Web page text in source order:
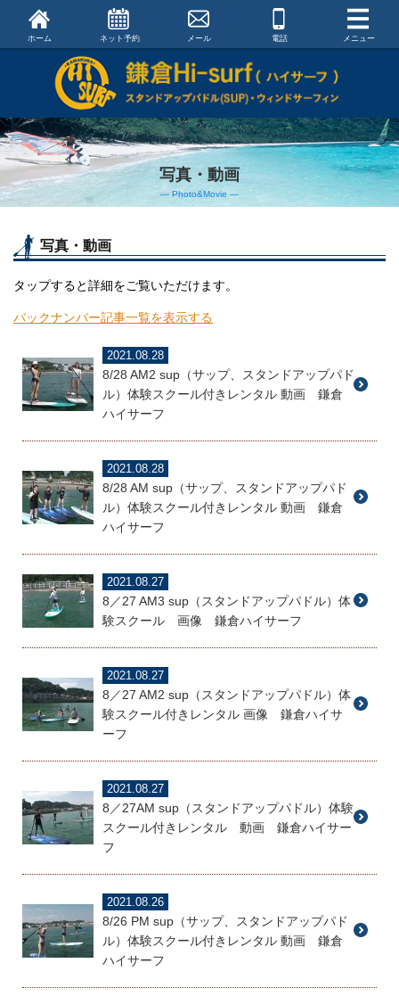
ホーム ネット予約 メール 電話 メニュー
写真・動画
― Photo&Movie ―
写真・動画
タップすると詳細をご覧いただけます。
バックナンバー記事一覧を表示する
2021.08.28
8/28 AM2 sup（サップ、スタンドアップパド
ル）体験スクール付きレンタル 動画 鎌倉
ハイサーフ
2021.08.28
8/28 AM sup（サップ、スタンドアップパド
ル）体験スクール付きレンタル 動画 鎌倉
ハイサーフ
2021.08.27
8／27 AM3 sup（スタンドアップパドル）体
験スクール 画像 鎌倉ハイサーフ
2021.08.27
8／27 AM2 sup（スタンドアップパドル）体
験スクール付きレンタル 画像 鎌倉ハイサ
ーフ
2021.08.27
8／27AM sup（スタンドアップパドル）体験
スクール付きレンタル 動画 鎌倉ハイサー
フ
2021.08.26
8/26 PM sup（サップ、スタンドアップパド
ル）体験スクール付きレンタル 動画 鎌倉
ハイサーフ